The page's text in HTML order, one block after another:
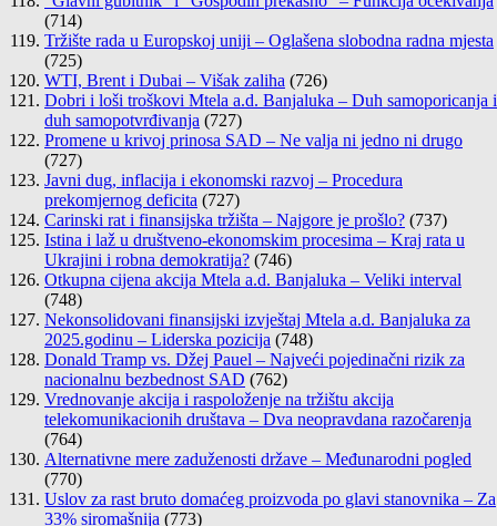
(714)
Tržište rada u Europskoj uniji – Oglašena slobodna radna mjesta
(725)
WTI, Brent i Dubai – Višak zaliha (726)
Dobri i loši troškovi Mtela a.d. Banjaluka – Duh samoporicanja i
duh samopotvrđivanja (727)
Promene u krivoj prinosa SAD – Ne valja ni jedno ni drugo
(727)
Javni dug, inflacija i ekonomski razvoj – Procedura
prekomjernog deficita (727)
Carinski rat i finansijska tržišta – Najgore je prošlo? (737)
Istina i laž u društveno-ekonomskim procesima – Kraj rata u
Ukrajini i robna demokratija? (746)
Otkupna cijena akcija Mtela a.d. Banjaluka – Veliki interval
(748)
Nekonsolidovani finansijski izvještaj Mtela a.d. Banjaluka za
2025.godinu – Liderska pozicija (748)
Donald Tramp vs. Džej Pauel – Najveći pojedinačni rizik za
nacionalnu bezbednost SAD (762)
Vrednovanje akcija i raspoloženje na tržištu akcija
telekomunikacionih društava – Dva neopravdana razočarenja
(764)
Alternativne mere zaduženosti države – Međunarodni pogled
(770)
Uslov za rast bruto domaćeg proizvoda po glavi stanovnika – Za
33% siromašnija (773)